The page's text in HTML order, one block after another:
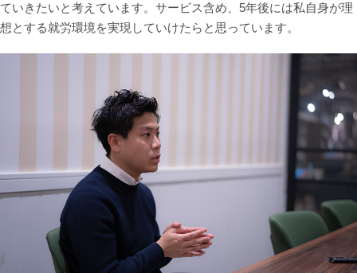
ていきたいと考えています。サービス含め、5年後には私自身が理
想とする就労環境を実現していけたらと思っています。